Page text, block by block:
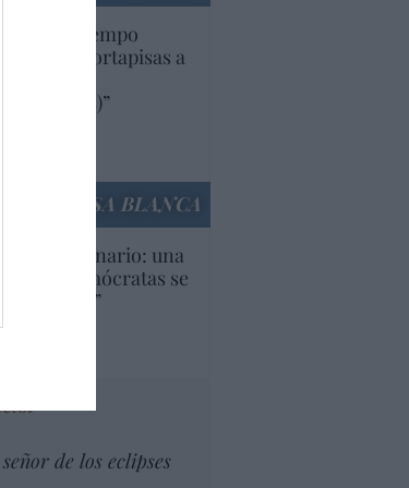
mucho tiempo
y cortapisas a
europeas)”
LA CASA BLANCA
escenario: una
los demócratas se
“socialista”
de los eclipses